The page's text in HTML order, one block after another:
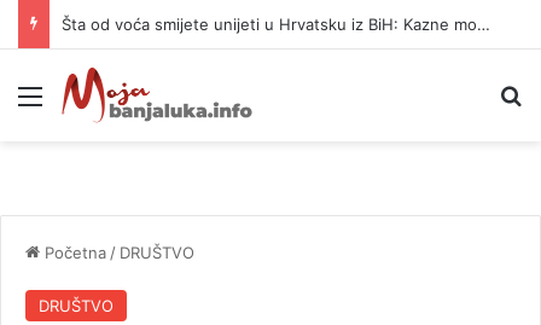
Šta od voća smijete unijeti u Hrvatsku iz BiH: Kazne mogu dostići 13.260 evra
Meni
Početna / DRUŠTVO
DRUŠTVO